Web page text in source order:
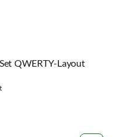
QWERTY-Layout